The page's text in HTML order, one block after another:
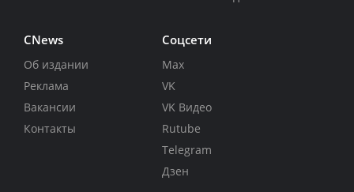
CNews
Об издании
Реклама
Вакансии
Контакты
Соцсети
Max
VK
VK Видео
Rutube
Telegram
Дзен